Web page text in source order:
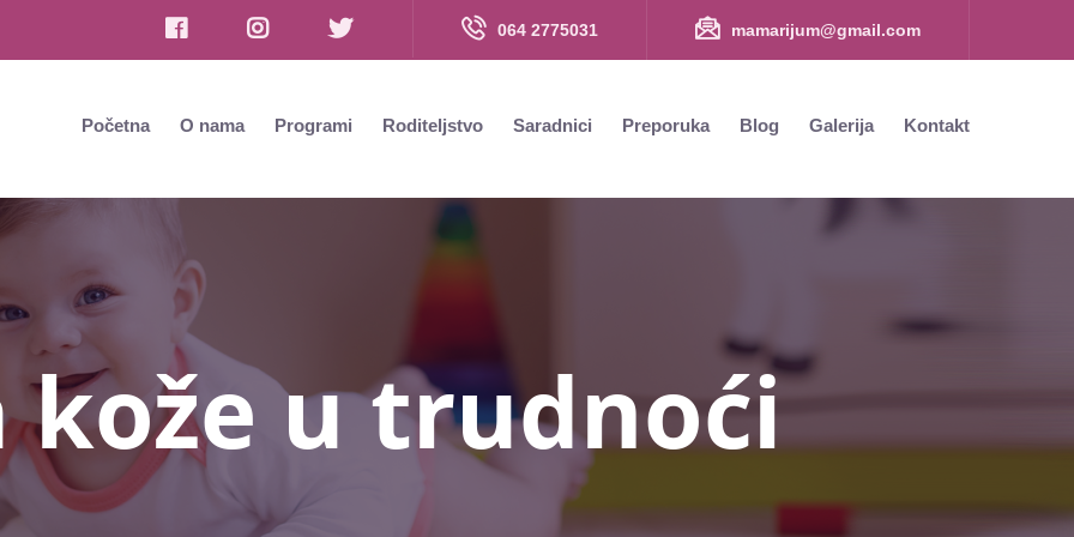
064 2775031 mamarijum@gmail.com​
Početna O nama Programi Roditeljstvo Saradnici Preporuka Blog Galerija Kontakt
kože u trudnoći